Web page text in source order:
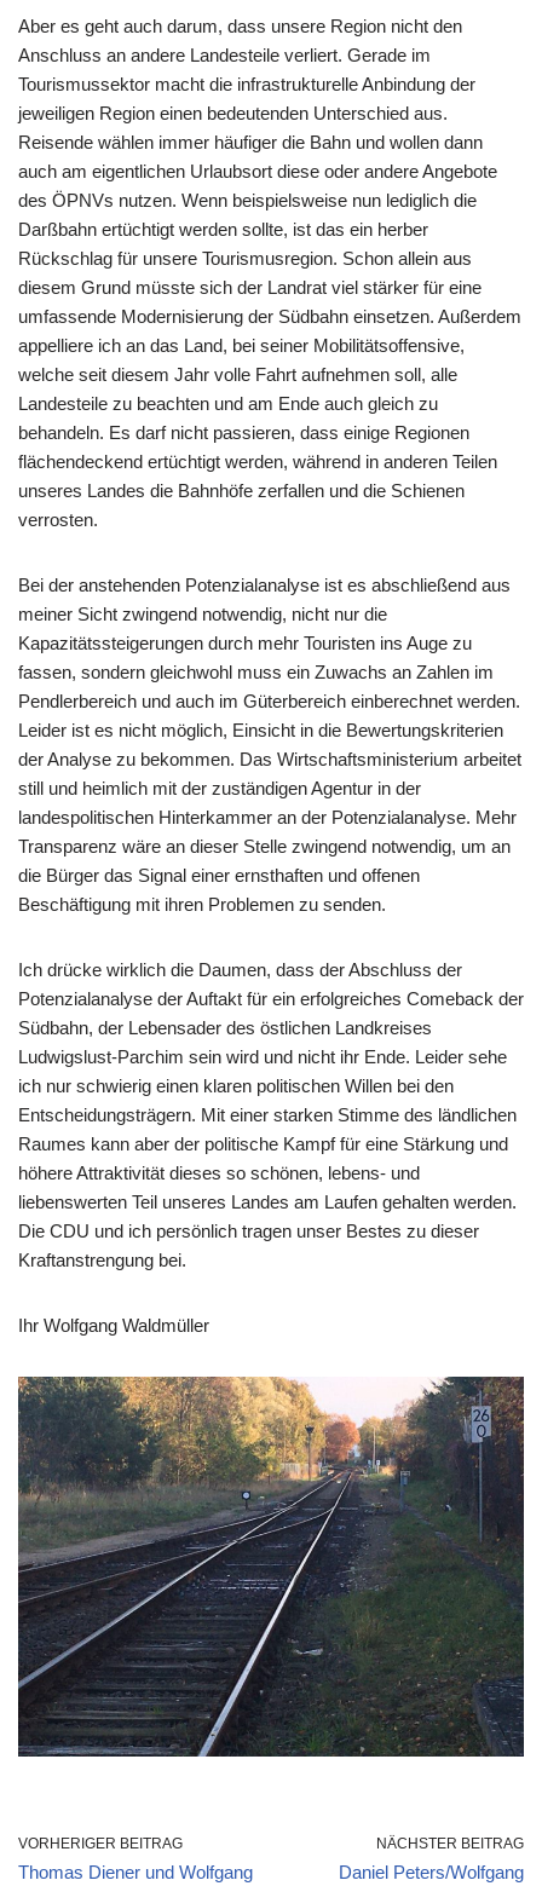
Aber es geht auch darum, dass unsere Region nicht den
Anschluss an andere Landesteile verliert. Gerade im
Tourismussektor macht die infrastrukturelle Anbindung der
jeweiligen Region einen bedeutenden Unterschied aus.
Reisende wählen immer häufiger die Bahn und wollen dann
auch am eigentlichen Urlaubsort diese oder andere Angebote
des ÖPNVs nutzen. Wenn beispielsweise nun lediglich die
Darßbahn ertüchtigt werden sollte, ist das ein herber
Rückschlag für unsere Tourismusregion. Schon allein aus
diesem Grund müsste sich der Landrat viel stärker für eine
umfassende Modernisierung der Südbahn einsetzen. Außerdem
appelliere ich an das Land, bei seiner Mobilitätsoffensive,
welche seit diesem Jahr volle Fahrt aufnehmen soll, alle
Landesteile zu beachten und am Ende auch gleich zu
behandeln. Es darf nicht passieren, dass einige Regionen
flächendeckend ertüchtigt werden, während in anderen Teilen
unseres Landes die Bahnhöfe zerfallen und die Schienen
verrosten.
Bei der anstehenden Potenzialanalyse ist es abschließend aus
meiner Sicht zwingend notwendig, nicht nur die
Kapazitätssteigerungen durch mehr Touristen ins Auge zu
fassen, sondern gleichwohl muss ein Zuwachs an Zahlen im
Pendlerbereich und auch im Güterbereich einberechnet werden.
Leider ist es nicht möglich, Einsicht in die Bewertungskriterien
der Analyse zu bekommen. Das Wirtschaftsministerium arbeitet
still und heimlich mit der zuständigen Agentur in der
landespolitischen Hinterkammer an der Potenzialanalyse. Mehr
Transparenz wäre an dieser Stelle zwingend notwendig, um an
die Bürger das Signal einer ernsthaften und offenen
Beschäftigung mit ihren Problemen zu senden.
Ich drücke wirklich die Daumen, dass der Abschluss der
Potenzialanalyse der Auftakt für ein erfolgreiches Comeback der
Südbahn, der Lebensader des östlichen Landkreises
Ludwigslust-Parchim sein wird und nicht ihr Ende. Leider sehe
ich nur schwierig einen klaren politischen Willen bei den
Entscheidungsträgern. Mit einer starken Stimme des ländlichen
Raumes kann aber der politische Kampf für eine Stärkung und
höhere Attraktivität dieses so schönen, lebens- und
liebenswerten Teil unseres Landes am Laufen gehalten werden.
Die CDU und ich persönlich tragen unser Bestes zu dieser
Kraftanstrengung bei.
Ihr Wolfgang Waldmüller
VORHERIGER BEITRAG
Thomas Diener und Wolfgang
NÄCHSTER BEITRAG
Daniel Peters/Wolfgang